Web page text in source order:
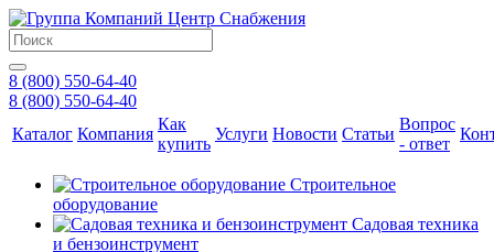
8 (800) 550-64-40
8 (800) 550-64-40
Каталог Компания
Как
купить
Услуги Новости Статьи
Вопрос
- ответ
Строительное
оборудование
Садовая техника
и бензоинструмент